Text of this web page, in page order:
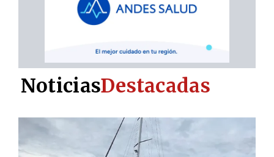
NoticiasDestacadas